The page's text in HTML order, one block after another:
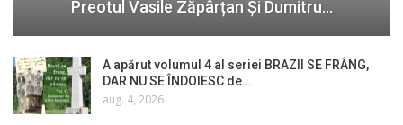
Preotul Vasile Zăpârțan Și Dumitru…
A apărut volumul 4 al seriei BRAZII SE FRÂNG,
DAR NU SE ÎNDOIESC de…
aug. 4, 2026